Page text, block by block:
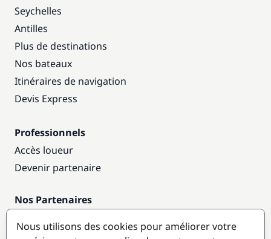
Seychelles
Antilles
Plus de destinations
Nos bateaux
Itinéraires de navigation
Devis Express
Professionnels
Accès loueur
Devenir partenaire
Nos Partenaires
Nous utilisons des cookies pour améliorer votre